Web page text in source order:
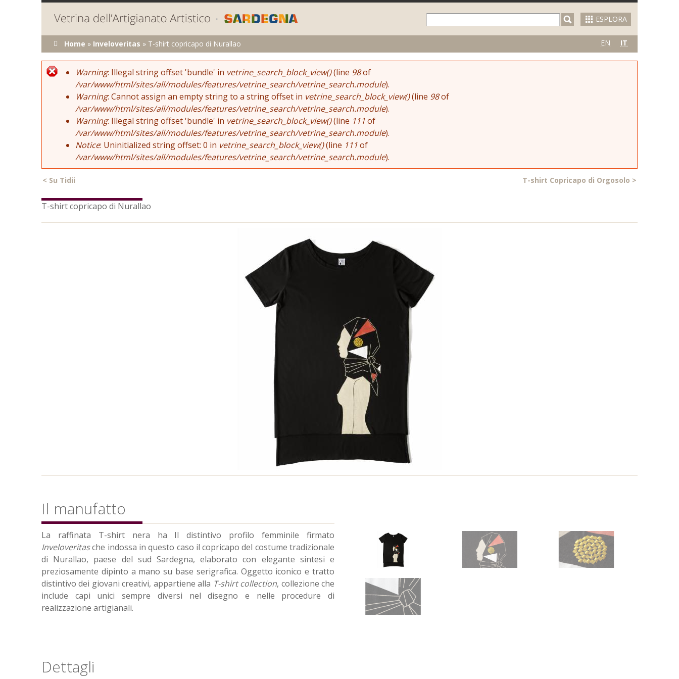
ESPLORA
Tu sei qui
Home » Inveloveritas » T-shirt copricapo di Nurallao EN IT
Error message
Warning: Illegal string offset 'bundle' in vetrine_search_block_view()(line 98of
/var/www/html/sites/all/modules/features/vetrine_search/vetrine_search.module).
Warning: Cannot assign an empty string to a string offset in vetrine_search_block_view()(line 98of
/var/www/html/sites/all/modules/features/vetrine_search/vetrine_search.module).
Warning: Illegal string offset 'bundle' in vetrine_search_block_view()(line 111of
/var/www/html/sites/all/modules/features/vetrine_search/vetrine_search.module).
Notice: Uninitialized string offset: 0 in vetrine_search_block_view()(line 111of
/var/www/html/sites/all/modules/features/vetrine_search/vetrine_search.module).
< Su Tidii T-shirt Copricapo di Orgosolo >
T-shirt copricapo di Nurallao
Il manufatto
La raffinata T-shirt nera ha Il distintivo profilo femminile firmato
Inveloveritasche indossa in questo caso il copricapo del costume tradizionale
di Nurallao, paese del sud Sardegna, elaborato con elegante sintesi e
preziosamente dipinto a mano su base serigrafica. Oggetto iconico e tratto
distintivo dei giovani creativi, appartiene alla T-shirt collection, collezione che
include capi unici sempre diversi nel disegno e nelle procedure di
realizzazione artigianali.
Dettagli